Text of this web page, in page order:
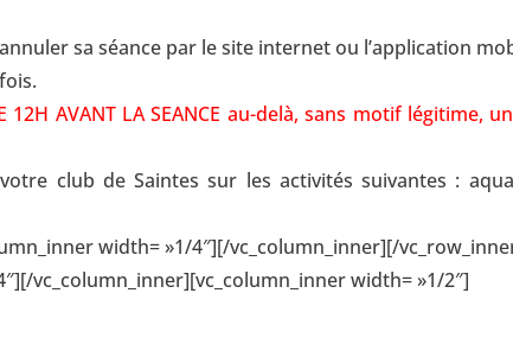
sa séance par le site internet ou l’application
12H AVANT LA SEANCE au-delà, sans motif légitime,
club de Saintes sur les activités suivantes :
width= »1/4″][/vc_column_inner][/
vc_column_inner][vc_column_inner width= »1/2″]